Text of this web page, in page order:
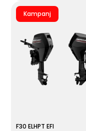
Kampanj
F30 ELHPT EFI